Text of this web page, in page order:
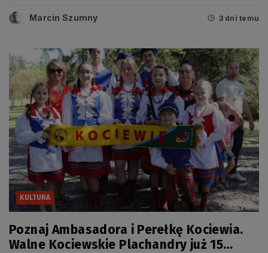
Marcin Szumny 3 dni temu
KULTURA
Poznaj Ambasadora i Perełkę Kociewia.
Walne Kociewskie Plachandry już 15